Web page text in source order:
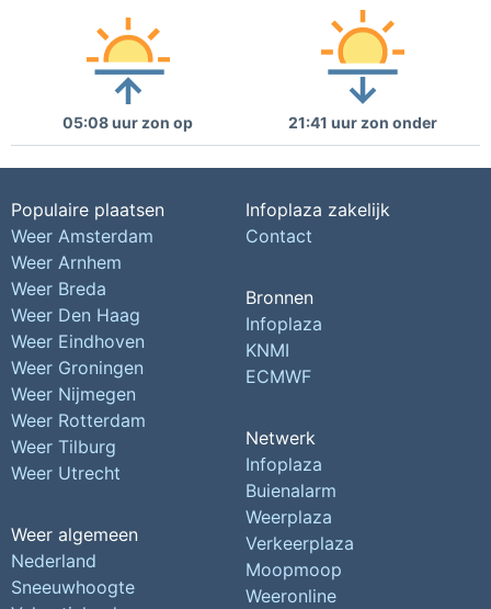
05:08 uur zon op 21:41 uur zon onder
Populaire plaatsen
Weer Amsterdam
Weer Arnhem
Weer Breda
Weer Den Haag
Weer Eindhoven
Weer Groningen
Weer Nijmegen
Weer Rotterdam
Weer Tilburg
Weer Utrecht
Weer algemeen
Nederland
Sneeuwhoogte
Infoplaza zakelijk
Contact
Bronnen
Infoplaza
KNMI
ECMWF
Netwerk
Infoplaza
Buienalarm
Weerplaza
Verkeerplaza
Moopmoop
Weeronline